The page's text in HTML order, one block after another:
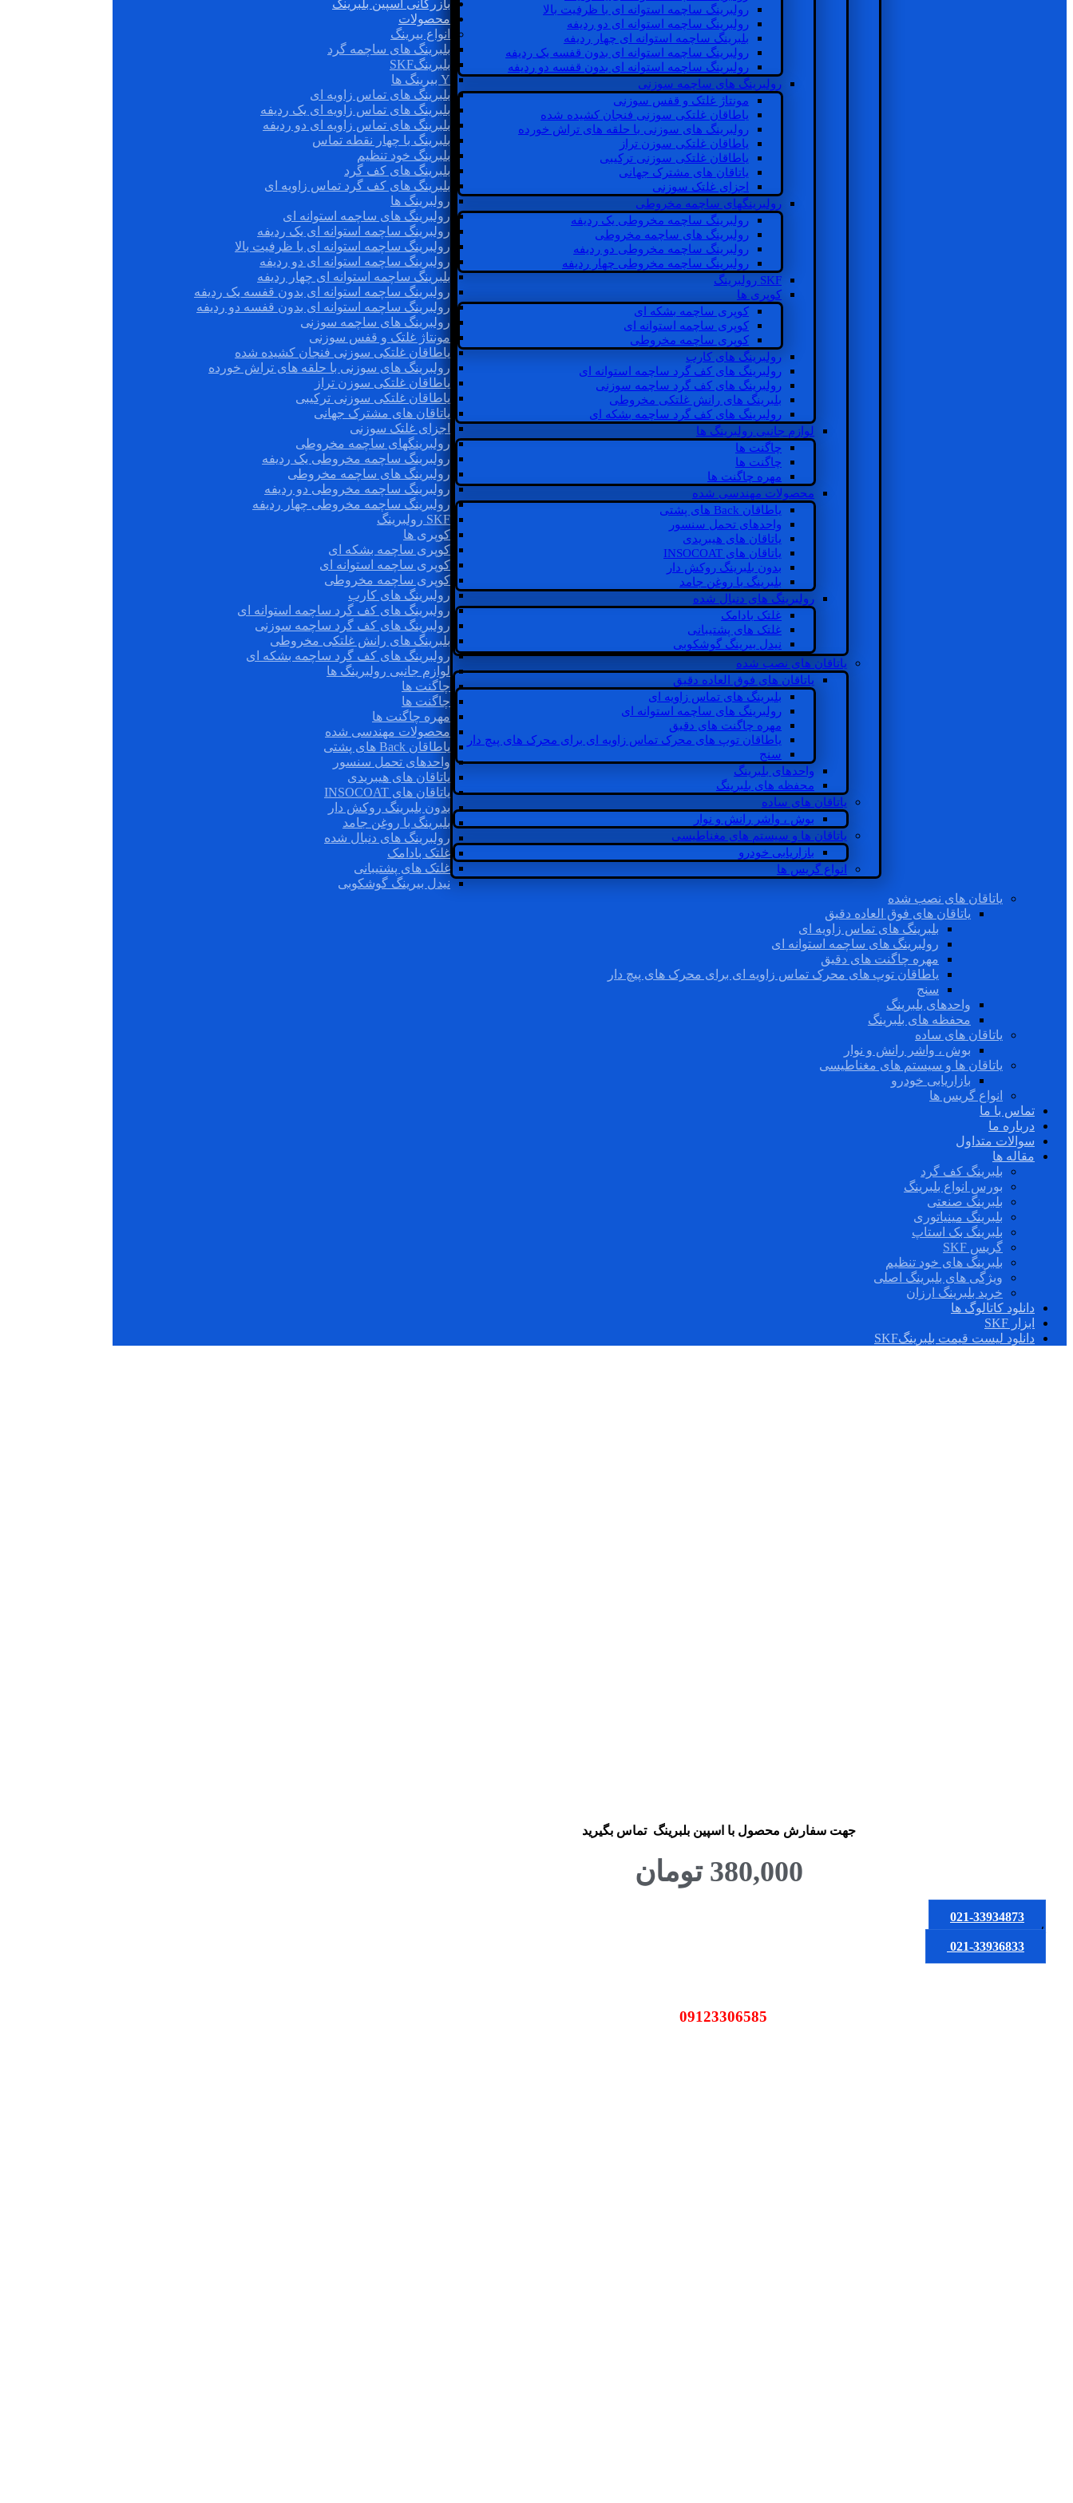
رولبرینگ ساچمه استوانه ای با ظرفیت بالا
رولبرینگ ساچمه استوانه ای دو ردیفه
بلبرینگ ساچمه استوانه ای چهار ردیفه
رولبرینگ ساچمه استوانه ای بدون قفسه یک ردیفه
رولبرینگ ساچمه استوانه ای بدون قفسه دو ردیفه
رولبرینگ های ساچمه سوزنی
مونتاژ غلتک و قفس سوزنی
یاطاقان غلتکی سوزنی فنجان کشیده شده
رولبرینگ های سوزنی با حلقه های تراش خورده
یاطاقان غلتکی سوزن تراز
یاطاقان غلتکی سوزنی ترکیبی
یاتاقان های مشترک جهانی
اجزای غلتک سوزنی
رولبرینگهای ساچمه مخروطی
رولبرینگ ساچمه مخروطی یک ردیفه
رولبرینگ های ساچمه مخروطی
رولبرینگ ساچمه مخروطی دو ردیفه
رولبرینگ ساچمه مخروطی چهار ردیفه
SKF رولبرینگ
کوپری ها
کوپری ساچمه بشکه ای
کوپری ساچمه استوانه ای
کوپری ساچمه مخروطی
رولبرینگ های کارب
رولبرینگ های کف گرد ساچمه استوانه ای
رولبرینگ های کف گرد ساچمه سوزنی
بلبرینگ های رانش غلتکی مخروطی
رولبرینگ های کف گرد ساچمه بشکه ای
لوازم جانبی رولبرینگ ها
چاگنت ها
چاگنت ها
مهره چاگنت ها
محصولات مهندسی شده
یاطاقان Back های پشتی
واحدهای تحمل سنسور
یاتاقان های هیبریدی
یاتاقان های INSOCOAT
بدون بلبرینگ روکش دار
بلبرینگ با روغن جامد
رولبرینگ های دنبال شده
غلتک بادامک
غلتک های پشتیبانی
نیدل بیرینگ گوشکوبی
یاتاقان های نصب شده
یاتاقان های فوق العاده دقیق
بلبرینگ های تماس زاویه ای
رولبرینگ های ساچمه استوانه ای
مهره چاگنت های دقیق
یاطاقان توپ های محرک تماس زاویه ای برای محرک های پیچ دار
سنج
واحدهای بلبرینگ
محفظه های بلبرینگ
یاتاقان های ساده
بوش ، واشر رانش و نوار
یاتاقان ها و سیستم های مغناطیسی
بازاریابی خودرو
انواع گریس ها
بازرگانی اسپین بلبرینگ
محصولات
انواع بیرینگ
بلبرینگ های ساچمه گرد
بلبرینگSKF
Y بیرینگ ها
بلبرینگ های تماس زاویه ای
بلبرینگ های تماس زاویه ای یک ردیفه
بلبرینگ های تماس زاویه ای دو ردیفه
بلبرینگ با چهار نقطه تماس
بلبرینگ خود تنظیم
بلبرینگ های کف گرد
بلبرینگ های کف گرد تماس زاویه ای
رولبرینگ ها
رولبرینگ های ساچمه استوانه ای
رولبرینگ ساچمه استوانه ای یک ردیفه
رولبرینگ ساچمه استوانه ای با ظرفیت بالا
رولبرینگ ساچمه استوانه ای دو ردیفه
بلبرینگ ساچمه استوانه ای چهار ردیفه
رولبرینگ ساچمه استوانه ای بدون قفسه یک ردیفه
رولبرینگ ساچمه استوانه ای بدون قفسه دو ردیفه
رولبرینگ های ساچمه سوزنی
مونتاژ غلتک و قفس سوزنی
یاطاقان غلتکی سوزنی فنجان کشیده شده
رولبرینگ های سوزنی با حلقه های تراش خورده
یاطاقان غلتکی سوزن تراز
یاطاقان غلتکی سوزنی ترکیبی
یاتاقان های مشترک جهانی
اجزای غلتک سوزنی
رولبرینگهای ساچمه مخروطی
رولبرینگ ساچمه مخروطی یک ردیفه
رولبرینگ های ساچمه مخروطی
رولبرینگ ساچمه مخروطی دو ردیفه
رولبرینگ ساچمه مخروطی چهار ردیفه
SKF رولبرینگ
کوپری ها
کوپری ساچمه بشکه ای
کوپری ساچمه استوانه ای
کوپری ساچمه مخروطی
رولبرینگ های کارب
رولبرینگ های کف گرد ساچمه استوانه ای
رولبرینگ های کف گرد ساچمه سوزنی
بلبرینگ های رانش غلتکی مخروطی
رولبرینگ های کف گرد ساچمه بشکه ای
لوازم جانبی رولبرینگ ها
چاگنت ها
چاگنت ها
مهره چاگنت ها
محصولات مهندسی شده
یاطاقان Back های پشتی
واحدهای تحمل سنسور
یاتاقان های هیبریدی
یاتاقان های INSOCOAT
بدون بلبرینگ روکش دار
بلبرینگ با روغن جامد
رولبرینگ های دنبال شده
غلتک بادامک
غلتک های پشتیبانی
نیدل بیرینگ گوشکوبی
یاتاقان های نصب شده
یاتاقان های فوق العاده دقیق
بلبرینگ های تماس زاویه ای
رولبرینگ های ساچمه استوانه ای
مهره چاگنت های دقیق
یاطاقان توپ های محرک تماس زاویه ای برای محرک های پیچ دار
سنج
واحدهای بلبرینگ
محفظه های بلبرینگ
یاتاقان های ساده
بوش ، واشر رانش و نوار
یاتاقان ها و سیستم های مغناطیسی
بازاریابی خودرو
انواع گریس ها
تماس با ما
درباره ما
سوالات متداول
مقاله ها
بلبرینگ کف گرد
بورس انواع بلبرینگ
بلبرینگ صنعتی
بلبرینگ مینیاتوری
بلبرینگ بک استاپ
گریس SKF
بلبرینگ های خود تنظیم
ویژگی های بلبرینگ اصلی
خرید بلبرینگ ارزان
دانلود کاتالوگ ها
ابزار SKF
دانلود لیست قیمت بلبرینگSKF
جهت سفارش محصول با اسپین بلبرینگ تماس بگیرید
380,000 تومان
021-33934873
یا
021-33936833